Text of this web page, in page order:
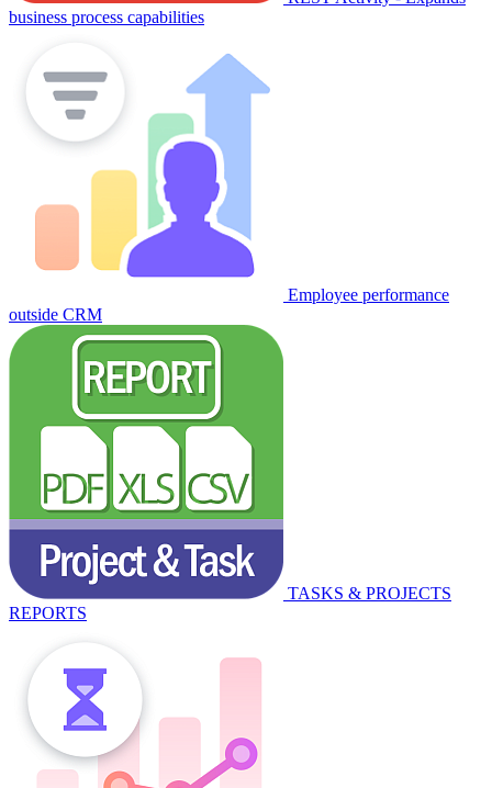
business process capabilities
Employee performance
outside CRM
TASKS & PROJECTS
REPORTS